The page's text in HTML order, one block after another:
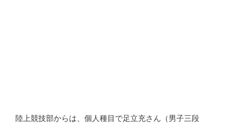
陸上競技部からは、個人種目で足立充さん（男子三段